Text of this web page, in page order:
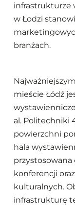
infrastrukturze
w Łodzi
branżach.
mieście Łódź
wystawiennicze
al. Politechniki
powierzchni
hala
przystosowana
konferencji
kulturalnych.
infrastrukturę